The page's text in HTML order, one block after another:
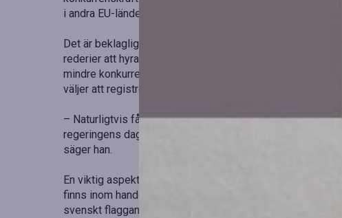
i andra EU-länder.
Det är beklagligt att regeringen inte går hela vägen,
rederier att hyra ut fartyg till dotterbolag som opererar i
mindre konkurrenskraftigt jämfört med andra europeiska
väljer att registrera sina fartyg i länder med mer
– Naturligtvis får detta inte bara negativa effekter för
regeringens dagordning, utan innebär även förlorade
säger han.
En viktig aspekt att ta i beaktande är att specialsjöfarten
finns inom handelssjöfarten. Detta skulle uppmuntra till
svenskt flaggande. Utan dessa förändringar riskerar